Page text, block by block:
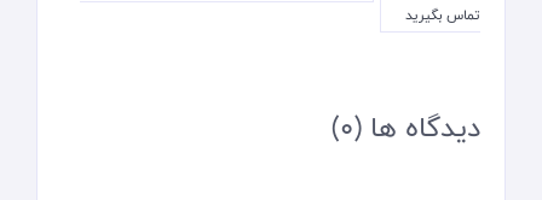
تماس بگیرید
دیدگاه ها (0)